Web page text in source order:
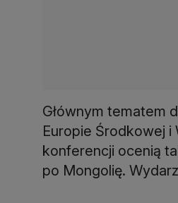
Głównym tematem
Europie Środkowej i
konferencji ocenią
po Mongolię.